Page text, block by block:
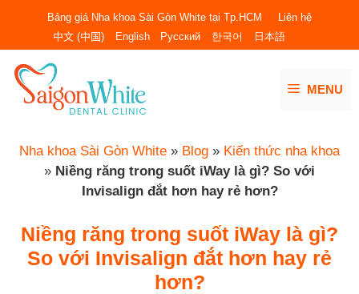
nội
dung
Bảng giá Nha khoa Sài Gòn White tại Tp.HCM
Liên hệ
中文 (中国)
English Русский 한국어 日本語
MENU
Nha khoa Sài Gòn White » Blog » Kiến thức nha khoa
» Niềng răng trong suốt iWay là gì? So với
Invisalign đắt hơn hay rẻ hơn?
Niềng răng trong suốt iWay là gì?
So với Invisalign đắt hơn hay rẻ
hơn?